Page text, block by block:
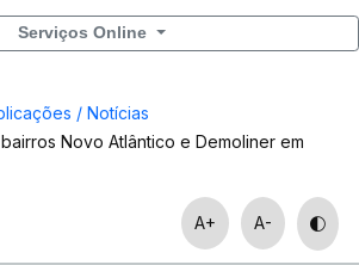
Serviços Online
/ Notícias
Novo Atlântico e Demoliner em
A+ A-